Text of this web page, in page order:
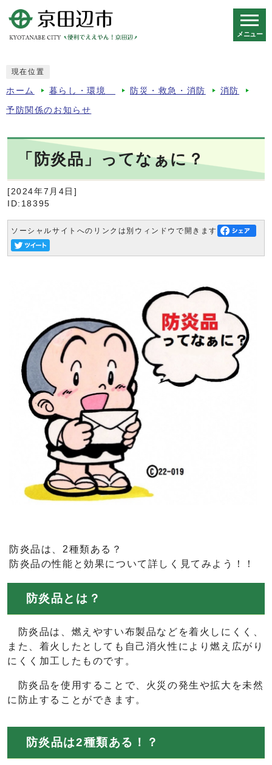
メニュー
現在位置
ホーム 暮らし・環境 防災・救急・消防 消防
予防関係のお知らせ
「防炎品」ってなぁに？
[2024年7月4日]
ID:18395
ソーシャルサイトへのリンクは別ウィンドウで開きます
防炎品は、2種類ある？
防炎品の性能と効果について詳しく見てみよう！！
防炎品とは？
防炎品は、燃えやすい布製品などを着火しにくく、
また、着火したとしても自己消火性により燃え広がり
にくく加工したものです。
防炎品を使用することで、火災の発生や拡大を未然
に防止することができます。
防炎品は2種類ある！？